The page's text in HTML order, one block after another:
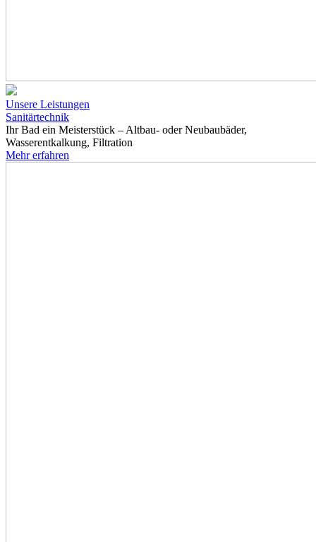
Unsere Leistungen
Sanitärtechnik
Ihr Bad ein Meisterstück – Altbau- oder Neubaubäder,
Wasserentkalkung, Filtration
Mehr erfahren